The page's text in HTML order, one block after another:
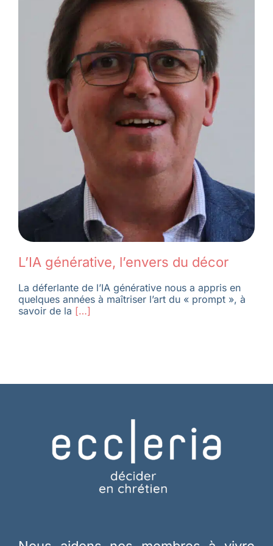
Membres
L’actu
Nous soutenir
La revue Responsables
L’IA générative, l’envers du décor
La déferlante de l’IA générative nous a appris en
quelques années à maîtriser l’art du « prompt », à
savoir de la […]